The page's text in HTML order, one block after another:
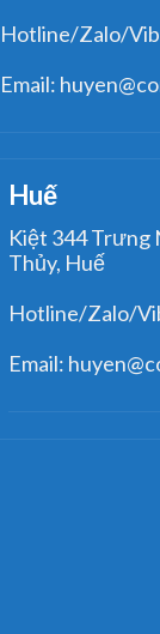
Hotline/Zalo/
Email:
Huế
Kiệt 344 Trưng
Thủy, Huế
Hotline/Zalo/
Email: